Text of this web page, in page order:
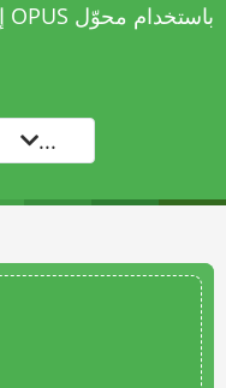
باستخدام محوّل OPUS إلى WAV
...